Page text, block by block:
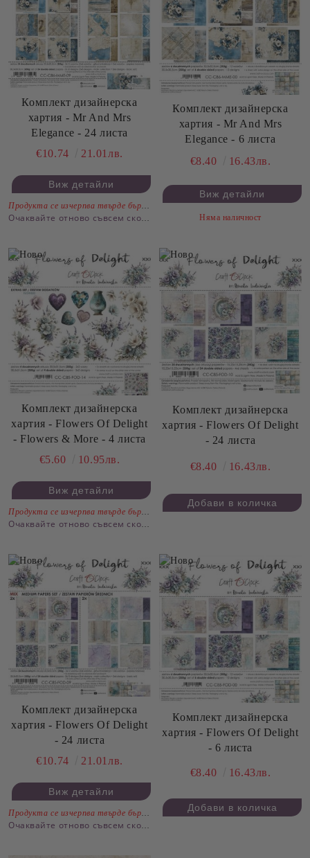
Комплект дизайнерска
хартия - Mr And Mrs
Elegance - 24 листа
€10.74
21.01лв.
Виж детайли
Продукта се изчерпва твърде бързо.
Очаквайте отново съвсем скоро
Комплект дизайнерска
хартия - Mr And Mrs
Elegance - 6 листа
€8.40
16.43лв.
Виж детайли
Няма наличност
Комплект дизайнерска
хартия - Flowers Of Delight
- Flowers & More - 4 листа
€5.60
10.95лв.
Виж детайли
Комплект дизайнерска
хартия - Flowers Of Delight
- 24 листа
€8.40 16.43лв.
Комплект дизайнерска
хартия - Flowers Of Delight
- 24 листа
€10.74
21.01лв.
Виж детайли
Комплект дизайнерска
хартия - Flowers Of Delight
- 6 листа
€8.40 16.43лв.